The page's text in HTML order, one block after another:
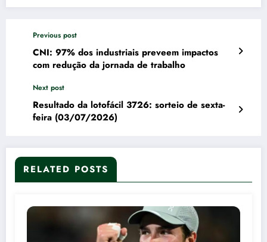
Previous post
CNI: 97% dos industriais preveem impactos
com redução da jornada de trabalho
Next post
Resultado da lotofácil 3726: sorteio de sexta-
feira (03/07/2026)
RELATED POSTS